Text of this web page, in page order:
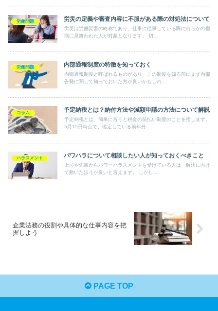
労働問題 労災の定義や審査内容に不服がある際の対処法について
労災は労働災害の略称であり、仕事に従事している際に何らかの傷
病に見舞われた人が対象となります。 切...
労働問題 内部通報制度の特徴を知っておく
内部通報制度と呼ばれるものがあり、この制度を知る前にまず内部
告発に関して知っておいた方が良いかもしれ...
コラム 予定納税とは？納付方法や減額申請の方法について解説
予定納税とは、簡単に言うと税金の前払い制度のことを指します。
5月15日時点で、確定している前年分...
ハラスメント パワハラについて相談したい人が知っておくべきこと
上司や先輩からパワーハラスメントを受けている人は、解決に向け
て動いたほうが良いと言えます。 しかし...
企業法務の役割や具体的な仕事内容を把
握しよう
PAGE TOP